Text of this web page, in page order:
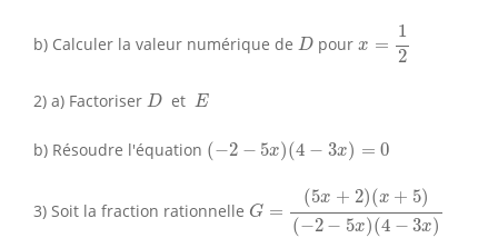
b) Calculer la valeur numérique de D
D pour x =
1
2
2
2) a) Factoriser D
D et E
E
b) Résoudre l'équation (−2 − 5x)(4 − 3x) = 0
(− 2− x)(4−3 =0
3) Soit la fraction rationnelle G =
(5x + 2)(x + 5)
(−2 − 5x)(4 − 3x)
+2)( x 5)(−2 − 5x